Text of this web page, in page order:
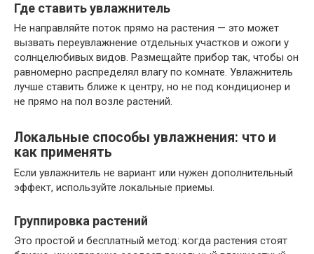
Где ставить увлажнитель
Не направляйте поток прямо на растения — это может
вызвать переувлажнение отдельных участков и ожоги у
солнцелюбивых видов. Размещайте прибор так, чтобы он
равномерно распределял влагу по комнате. Увлажнитель
лучше ставить ближе к центру, но не под кондиционер и
не прямо на пол возле растений.
Локальные способы увлажнения: что и
как применять
Если увлажнитель не вариант или нужен дополнительный
эффект, используйте локальные приемы.
Группировка растений
Это простой и бесплатный метод: когда растения стоят